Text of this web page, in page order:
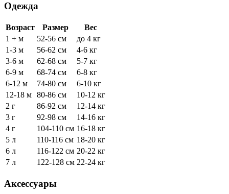
Одежда
Возраст Размер
Вес
1 + м
52-56 см
до 4 кг
1-3 м
56-62 см
4-6 кг
3-6 м
62-68 см
5-7 кг
6-9 м
68-74 см
6-8 кг
6-12 м
74-80 см
6-10 кг
12-18 м 80-86 см
10-12 кг
2 г
86-92 см
12-14 кг
3 г
92-98 см
14-16 кг
4 г
104-110 см 16-18 кг
5 л
110-116 см 18-20 кг
6 л
116-122 см 20-22 кг
7 л
122-128 см 22-24 кг
Аксессуары